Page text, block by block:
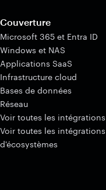
Couverture
Microsoft 365 et Entra ID
Windows et NAS
Applications SaaS
Infrastructure cloud
Bases de données
Réseau
Voir toutes les intégrations
Voir toutes les intégrations
d'écosystèmes